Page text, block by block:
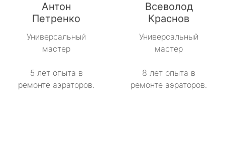
Антон
Петренко
Универсальный
мастер
5 лет опыта в
ремонте аэраторов.
Всеволод
Краснов
Универсальный
мастер
8 лет опыта в
ремонте аэраторов.